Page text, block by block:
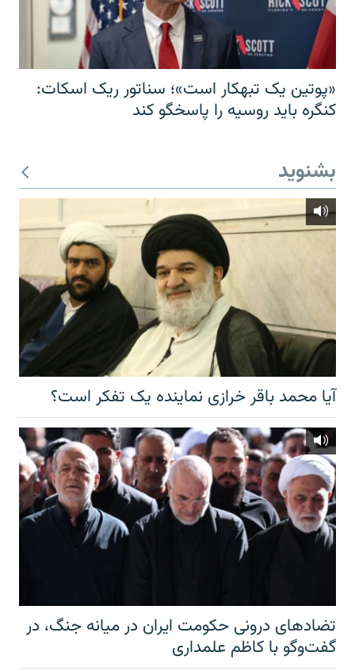
«پوتین یک تبهکار است»؛ سناتور ریک اسکات:
کنگره باید روسیه را پاسخگو کند
بشنوید
آیا محمد باقر خرازی نماینده یک تفکر است؟
تضادهای درونی حکومت ایران در میانه جنگ، در
گفت‌‌وگو با کاظم علمداری